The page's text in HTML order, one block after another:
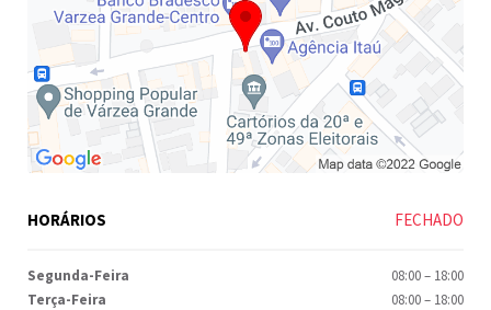
HORÁRIOS FECHADO
Segunda-Feira 08:00– 18:00
Terça-Feira
08:00– 18:00